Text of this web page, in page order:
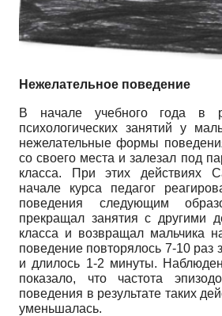
Нежелательное поведение
В начале учебного года в
психологических занятий у
нежелательные формы
со своего места и залезал под
класса. При этих действиях
начале курса педагог
поведения следующим
прекращал занятия с другими
класса и возвращал мальчика
поведение повторялось 7-10 раз
и длилось 1-2 минуты.
показало, что частота
поведения в результате таких
уменьшалась.